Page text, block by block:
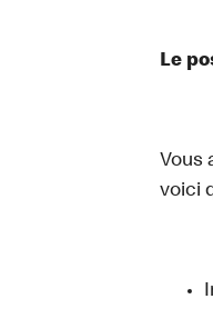
Le
Vous
voici